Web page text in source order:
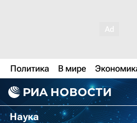
Политика В мире
Наука